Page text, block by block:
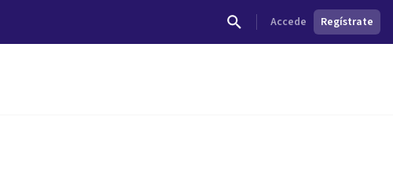
Accede Regístrate